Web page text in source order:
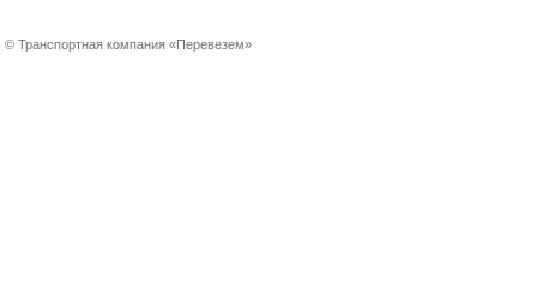
© Транспортная компания «Перевезем»